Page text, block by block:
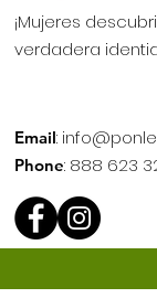
¡Mujeres
verdadera
Email:
Phone: 888 623